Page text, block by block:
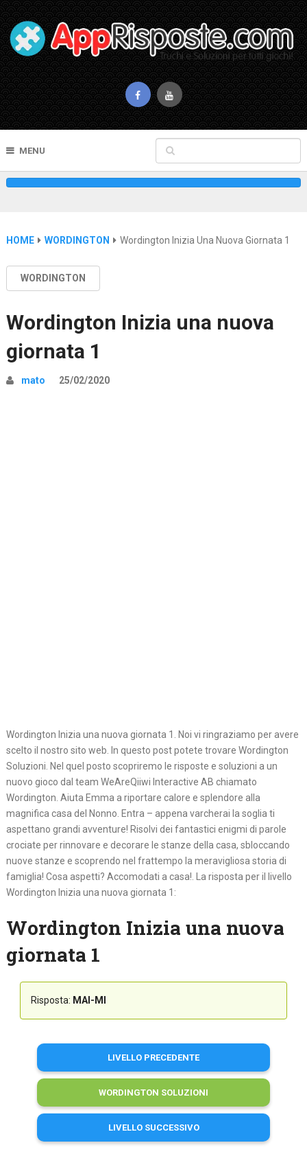
MENU
HOME WORDINGTON Wordington Inizia Una Nuova Giornata 1
WORDINGTON
Wordington Inizia una nuova
giornata 1
mato 25/02/2020
Wordington Inizia una nuova giornata 1. Noi vi ringraziamo per avere
scelto il nostro sito web. In questo post potete trovare Wordington
Soluzioni. Nel quel posto scopriremo le risposte e soluzioni a un
nuovo gioco dal team WeAreQiiwi Interactive AB chiamato
Wordington. Aiuta Emma a riportare calore e splendore alla
magnifica casa del Nonno. Entra – appena varcherai la soglia ti
aspettano grandi avventure! Risolvi dei fantastici enigmi di parole
crociate per rinnovare e decorare le stanze della casa, sbloccando
nuove stanze e scoprendo nel frattempo la meravigliosa storia di
famiglia! Cosa aspetti? Accomodati a casa!. La risposta per il livello
Wordington Inizia una nuova giornata 1:
Wordington Inizia una nuova
giornata 1
Risposta: MAI-MI
LIVELLO PRECEDENTE
WORDINGTON SOLUZIONI
LIVELLO SUCCESSIVO